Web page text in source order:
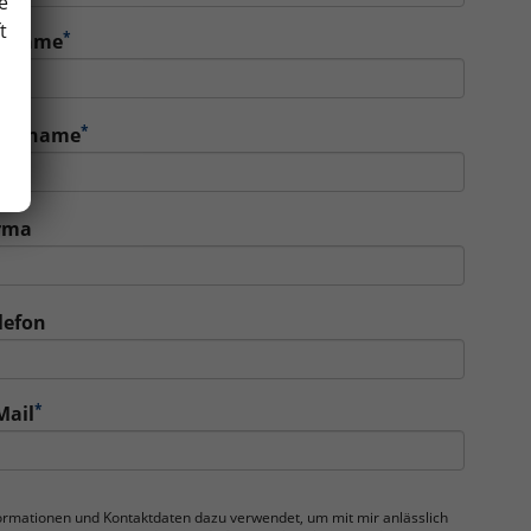
*
*
*
und Kontaktdaten dazu verwendet, um mit mir anlässlich